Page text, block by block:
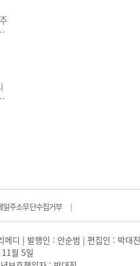
일주소무단수집거부 |
디 | 발행인 : 안순범 | 편집인 : 박대진
월 5일